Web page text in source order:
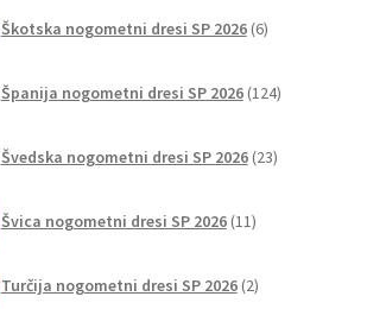
Škotska nogometni dresi SP 2026 6izdelkov
Španija nogometni dresi SP 2026 124izdelkov
Švedska nogometni dresi SP 2026 23izdelkov
Švica nogometni dresi SP 2026 11izdelkov
Turčija nogometni dresi SP 2026 2izdelka